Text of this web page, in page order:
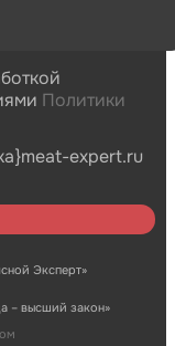
Политики
expert.ru
Эксперт»
– высший закон»